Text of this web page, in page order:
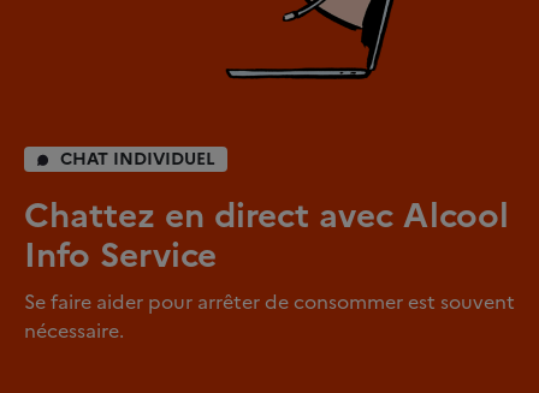
CHAT INDIVIDUEL
Chattez en direct avec Alcool
Info Service
Se faire aider pour arrêter de consommer est souvent
nécessaire.